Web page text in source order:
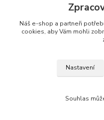
Náš e-shop a partneři
cookies, aby Vám mohli
Nastavení
Souhlas